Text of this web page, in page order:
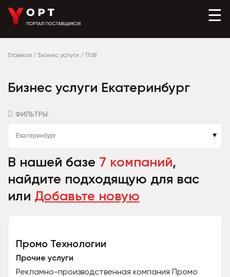
☰
Главная / Бизнес услуги / 1768
Бизнес услуги Екатеринбург
ФИЛЬТРЫ:
В нашей базе 7 компаний,
найдите подходящую для вас
или Добавьте новую
Промо Технологии
Прочие услуги
Рекламно-производственная компания Промо